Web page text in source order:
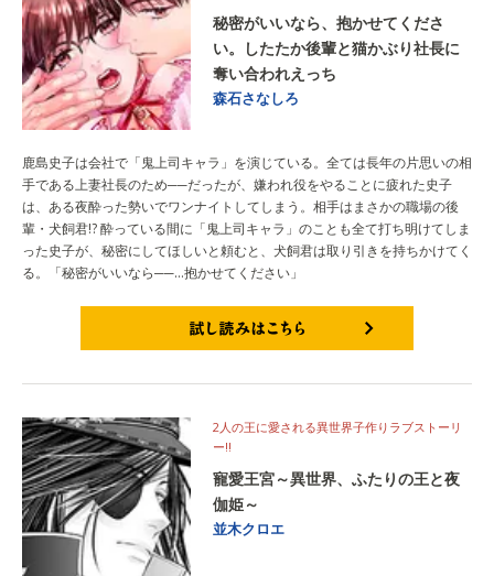
秘密がいいなら、抱かせてくださ
い。したたか後輩と猫かぶり社長に
奪い合われえっち
森石さなしろ
鹿島史子は会社で「鬼上司キャラ」を演じている。全ては長年の片思いの相
手である上妻社長のため──だったが、嫌われ役をやることに疲れた史子
は、ある夜酔った勢いでワンナイトしてしまう。相手はまさかの職場の後
輩・犬飼君!? 酔っている間に「鬼上司キャラ」のことも全て打ち明けてしま
った史子が、秘密にしてほしいと頼むと、犬飼君は取り引きを持ちかけてく
る。「秘密がいいなら──…抱かせてください」
2人の王に愛される異世界子作りラブストーリ
ー!!
寵愛王宮～異世界、ふたりの王と夜
伽姫～
並木クロエ